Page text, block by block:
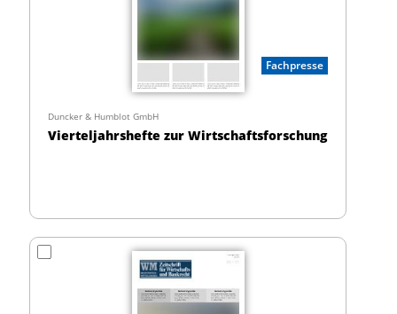
Fachpresse
Duncker & Humblot GmbH
Vierteljahrshefte zur Wirtschaftsforschung